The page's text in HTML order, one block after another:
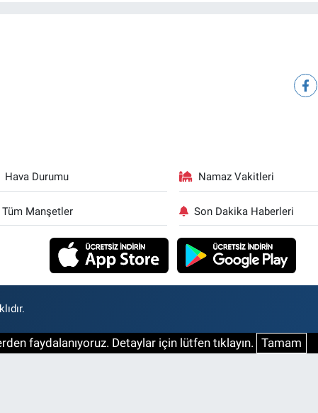
Hava Durumu Namaz Vakitleri
Tüm Manşetler Son Dakika Haberleri
faydalanıyoruz. Detaylar için lütfen tıklayın. Tamam